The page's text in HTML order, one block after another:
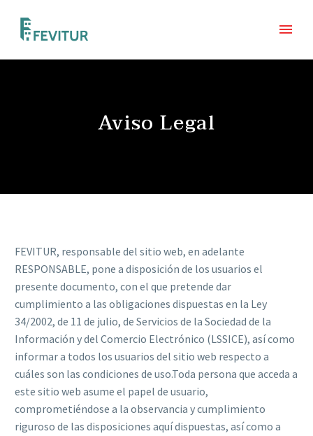
Aviso Legal
FEVITUR, responsable del sitio web, en adelante
RESPONSABLE, pone a disposición de los usuarios el
presente documento, con el que pretende dar
cumplimiento a las obligaciones dispuestas en la Ley
34/2002, de 11 de julio, de Servicios de la Sociedad de la
Información y del Comercio Electrónico (LSSICE), así como
informar a todos los usuarios del sitio web respecto a
cuáles son las condiciones de uso.Toda persona que acceda a
este sitio web asume el papel de usuario,
comprometiéndose a la observancia y cumplimiento
riguroso de las disposiciones aquí dispuestas, así como a